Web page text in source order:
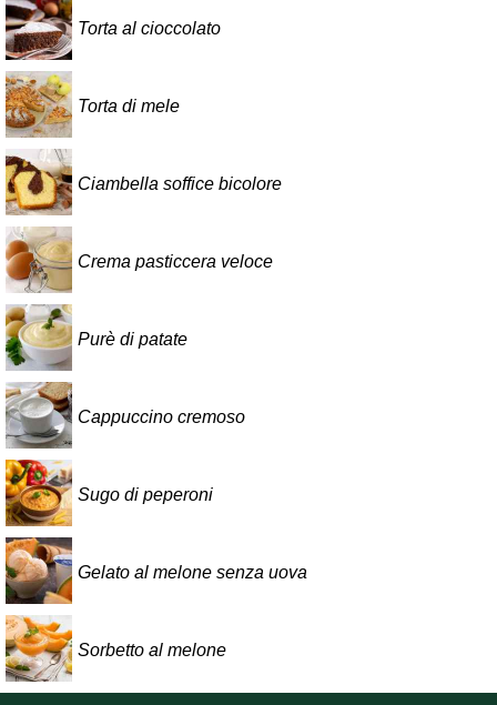
Torta al cioccolato
Torta di mele
Ciambella soffice bicolore
Crema pasticcera veloce
Purè di patate
Cappuccino cremoso
Sugo di peperoni
Gelato al melone senza uova
Sorbetto al melone